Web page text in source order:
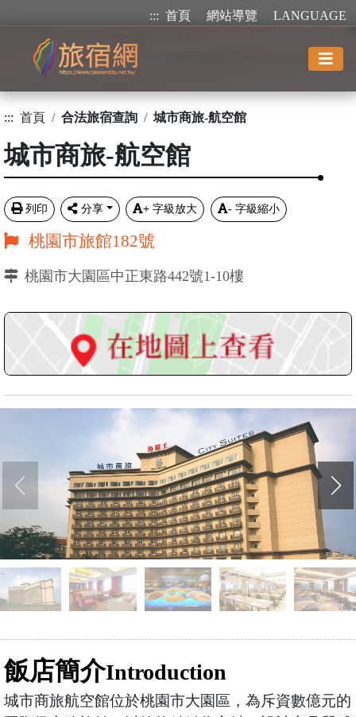
::: 首頁 網站導覽 LANGUAGE
::: 首頁 合法旅宿查詢 城市商旅-航空館
城市商旅-航空館
列印 分享 + 字級放大 - 字級縮小
桃園市旅館182號
桃園市大園區中正東路442號1-10樓
飯店簡介Introduction
城市商旅航空館位於桃園市大園區，為斥資數億元的